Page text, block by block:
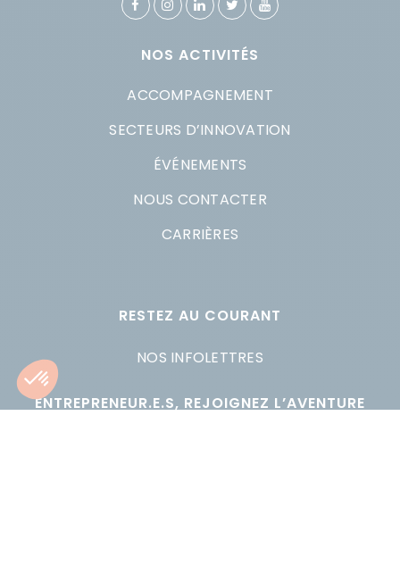
NOS ACTIVITÉS
ACCOMPAGNEMENT
SECTEURS D’INNOVATION
ÉVÉNEMENTS
NOUS CONTACTER
CARRIÈRES
RESTEZ AU COURANT
NOS INFOLETTRES
ENTREPRENEUR.E.S, REJOIGNEZ L’AVENTURE